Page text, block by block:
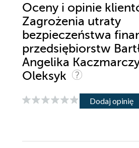
Oceny i opinie
Zagrożenia utraty
bezpieczeństwa
przedsiębiorstw
Angelika
Oleksyk
Dodaj opinię